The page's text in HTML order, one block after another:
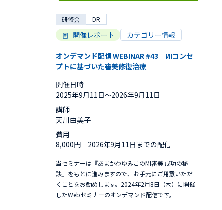
研修会 DR
開催レポート カテゴリー情報
オンデマンド配信 WEBINAR #43 MIコンセ
プトに基づいた審美修復治療
開催日時
2025年9月11日〜2026年9月11日
講師
天川由美子
費用
8,000円 2026年9月11日までの配信
当セミナーは『あまかわゆみこのMI審美 成功の秘
訣』をもとに進みますので、お手元にご用意いただ
くことをお勧めします。2024年2月8日（木）に開催
したWebセミナーのオンデマンド配信です。